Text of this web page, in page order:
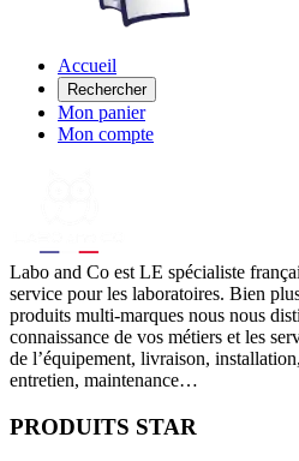
Accueil
Rechercher
Mon panier
Mon compte
Labo and Co est LE spécialiste
service pour les laboratoires. Bien
produits multi-marques nous nous
connaissance de vos métiers et les
de l’équipement, livraison,
entretien, maintenance…
PRODUITS STAR